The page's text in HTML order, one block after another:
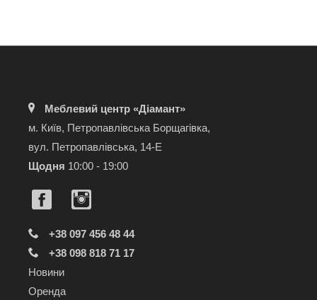
Меблевий центр «Діамант»
м. Київ, Петропавлівська Борщагівка,
вул. Петропавлівська, 14-Е
Щодня 10:00 - 19:00
+38 097 456 48 44
+38 098 818 71 17
Новини
Оренда